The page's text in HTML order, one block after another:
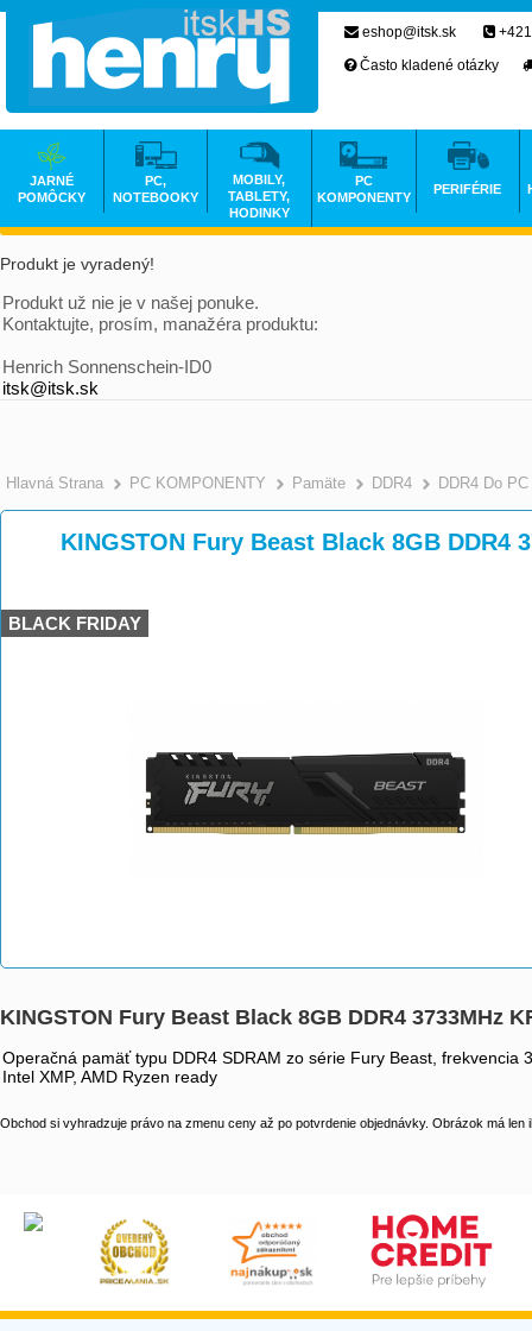
Produkt je vyradený!
Produkt už nie je v našej ponuke.
Kontaktujte, prosím, manažéra produktu:
Henrich Sonnenschein-ID0
itsk@itsk.sk
Hlavná Strana >
PC KOMPONENTY >
Pamäte >
DDR4 DDR4 Do PC
KINGSTON Fury Beast Black 8GB DDR4
BLACK FRIDAY
KINGSTON Fury Beast Black 8GB DDR4 3733MHz
Operačná pamäť typu DDR4 SDRAM zo série Fury Beast,
Intel XMP, AMD Ryzen ready
Obchod si vyhradzuje právo na zmenu ceny až po potvrdenie objednávky. Obrázok má len
eshop@itsk.sk
Často kladené otázky
JARNÉ
POMÔCKY
PC,
NOTEBOOKY
MOBILY,
TABLETY,
HODINKY
PC
KOMPONENTY
PERIFÉRIE